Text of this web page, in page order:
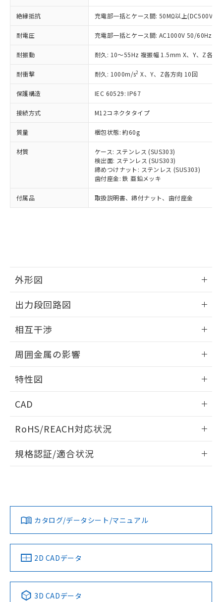
絶縁抵抗 充電部一括とケース間: 50MΩ以上(DC500Vメ
耐電圧 充電部一括とケース間: AC1000V 50/60Hz
耐振動 耐久: 10～55Hz 複振幅 1.5mm X、Y、Z各方
耐衝撃 耐久: 1000m/s2 X、Y、Z各方向 10回
保護構造 IEC 60529: IP67
接続方式 M12コネクタタイプ
質量 梱包状態: 約60g
材質
ケース: ステンレス (SUS303)
検出面: ステンレス (SUS303)
締めつけナット: ステンレス (SUS303)
歯付座金: 鉄 亜鉛メッキ
付属品 取扱説明書、締付ナット、歯付座金
外形図
外形図
出力段回路図
出力段回路図
タイムチャート
相互干渉
相互干渉
A: 45mm以上、B: 40mm以上
周囲金属の影響
周囲金属の影響
L: 12mm以上、φd: 70mm以上、D: 12mm以上、m: 24mm
以上、n: 70mm以上
金属埋め込み
特性図
検出物体の大きさと材質による影響
検出領域
CAD
ドすることができます。
ログイン/会員登録
ダウンロードデータをご利用いただく前に、以下を必ずお読
みください。
ソフトウェアの使用条件
RoHS/REACH対応状況
EU RoHS 注意事項・凡例
対応済み
中国 RoHS 注意事項・凡例
規格認証/適合状況
LR型式承認
（イギリス
船舶規格）
DNV型式承認
（ノルウェー
BV型式承認
（フランス
KR型式
（韓国
No No No No
カタログ/データシート/マニュアル
2D CADデータ
3D CADデータ
在庫状況および標準価格照会結果は、
記載している更新日時点での社内デー
タに基づき作成されるものであり、閲
覧された時点での実際の在庫および標
準価格とは異なる場合があることをご
了承ください。
正式な納期状況および標準価格はお客
様のお取引先、またはお客様担当のオ
ムロン制御機器販売店・当社販売員に
ご相談ください。
オムロン制御機器販売店や当社販売拠
販売ネットワーク
」をご確認
在庫状況および標準価格結果を当社の
事前の承諾なく第三者に漏洩または開
示しないようお願いします。
マイパーツ機能（部品リスト作成サー
ビス）をご利用いただくには、I-Web
メンバーズにご登録されている必要が
をご了承ください。
指します。
*EU RoHS指令（10物質）：
鉛(Pb) 1000ppm以下、 水銀(Hg) 1000ppm以下、 カド
ミウム(Cd) 100ppm以下、
(PBDE) 1000ppm以下、フタル酸ビス(2-エチルヘキシ
ル) (DEHP)(別名：DOP) 1000ppm以下、フタル酸ブチ
ルベンジル（BBP） 1000ppm以下、フタル酸ジブチル
（DBP） 1000ppm以下、フタル酸ジイソブチル
(DIBP) 1000ppm以下
但し、RoHS指令で産業用監視および制御機器に対する
適用除外項目は除く。
フタル酸エステル類の４物質については閾値を超える意
図的な使用がないことを確認しています。
※2 対応予定月
部品在庫の切り替え状況などにより、予定
月が前後することがあります。
51物質の非含有証明書（当社基準）
※本証明書は発行日時点で非含有を証明す
るもので、過去に遡って非含有を証明する
また、RoHS指令のフタル酸エステル類４
物質の対応では、対応完了までの期間は出
荷製品に未対応品が混在することから備考
欄に対応日を記載しておりました。
既に当社にて対応品への在庫切替を完了
していることから、特段のことがない限
り、2022年1月12日より割愛しておりま
い合わせください。
*中国RoHS10物質の基準値 (GB/T26572)：
Pb(鉛) :1000ppm、 Hg(水銀) : 1000ppm、 Cd(カドミウ
Cr(Ⅵ)(六価クロム) : 1000ppm、 PBBs(ポリ臭化ビフェ
ニル類) : 1000ppm、 PBDEs(ポリ臭化ジフェニルエーテ
DBP(フタル酸ジブチル) : 1000ppm、 DIBP(フタル酸ジ
DEHP(フタル酸ビス(2-エチルヘキシル)) : 1000ppm
※2 環境保護使用期限
「ｅ」：有害物質（10物質）のすべてが基
準値以下であることを示します。
「10」：通常の使用状況下において有害物
質が外部に漏えいし、環境に深刻な影響を
及ぼさない年数を意味します。
「－」：未確認です。当社販売部門へお問
い合わせください。
（以下｢規制貨物等」という）を輸出
または国外への提供する場合は、日本
国政府の輸出許可(または役務取引許
可)を取得するなどの必要な手続きを
当社は規制貨物を破棄する場合は、完
全に破砕するなど、違法に輸出されな
いよう必要な手段を講じます。
当社は貴社製品を、核兵器、ミサイ
ル、化学兵器、生物兵器またはその他
武器並びにこれらの製造装置等に一切
使用いたしません。
当社は、貴社製品を第三者に販売する
場合は、上記1、2および3の内容を当
該第三者に通知します。また当社は、
販売先および販売に係わる関係者が違
法に輸出するおそれがある場合は、取
り引きをいたしません。
一定数以上の在庫あり
一定数には満たないが在庫あり
在庫なし(最新の在庫状況につ
いては、お客様のお取引先、ま
たはお客様担当のオムロン制御
機器販売店・当社販売員にご確
認ください)
受注生産機種、また在庫状況の
情報を公開していない機種